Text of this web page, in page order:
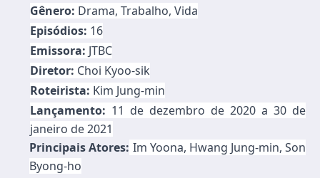
Gênero: Drama, Trabalho, Vida
Episódios: 16
Emissora: JTBC
Diretor: Choi Kyoo-sik
Roteirista: Kim Jung-min
Lançamento: 11 de dezembro de 2020 a 30 de
janeiro de 2021
Principais Atores: Im Yoona, Hwang Jung-min, Son
Byong-ho